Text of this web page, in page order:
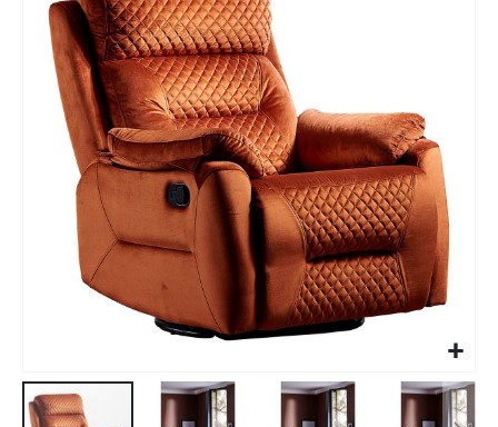
images
gallery